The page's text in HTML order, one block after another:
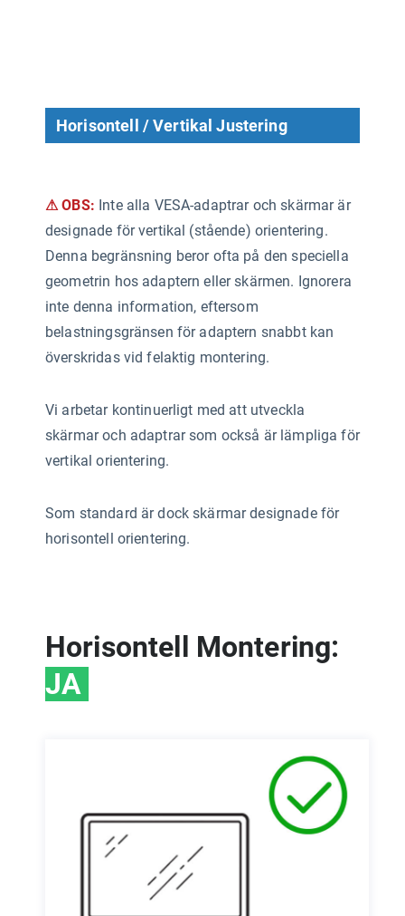
Horisontell / Vertikal Justering
⚠ OBS: Inte alla VESA-adaptrar och skärmar är
designade för vertikal (stående) orientering.
Denna begränsning beror ofta på den speciella
geometrin hos adaptern eller skärmen. Ignorera
inte denna information, eftersom
belastningsgränsen för adaptern snabbt kan
överskridas vid felaktig montering.
Vi arbetar kontinuerligt med att utveckla
skärmar och adaptrar som också är lämpliga för
vertikal orientering.
Som standard är dock skärmar designade för
horisontell orientering.
Horisontell Montering:
JA